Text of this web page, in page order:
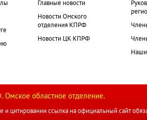
Главные новости
Новости Омского
отделения КПРФ
Новости ЦК КПРФ
Наши
областное отделение.
и цитировании ссылка на официальный сайт